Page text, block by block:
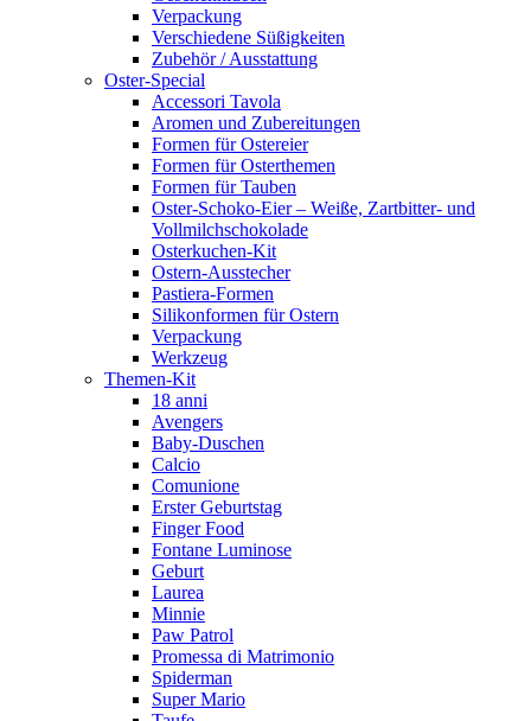
Verpackung
Verschiedene Süßigkeiten
Zubehör / Ausstattung
Oster-Special
Accessori Tavola
Aromen und Zubereitungen
Formen für Ostereier
Formen für Osterthemen
Formen für Tauben
Oster-Schoko-Eier – Weiße, Zartbitter- und
Vollmilchschokolade
Osterkuchen-Kit
Ostern-Ausstecher
Pastiera-Formen
Silikonformen für Ostern
Verpackung
Werkzeug
Themen-Kit
18 anni
Avengers
Baby-Duschen
Calcio
Comunione
Erster Geburtstag
Finger Food
Fontane Luminose
Geburt
Laurea
Minnie
Paw Patrol
Promessa di Matrimonio
Spiderman
Super Mario